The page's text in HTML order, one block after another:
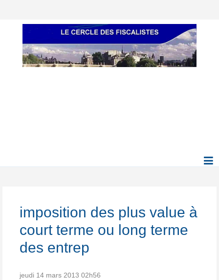
imposition des plus value à
court terme ou long terme
des entrep
jeudi 14 mars 2013 02h56